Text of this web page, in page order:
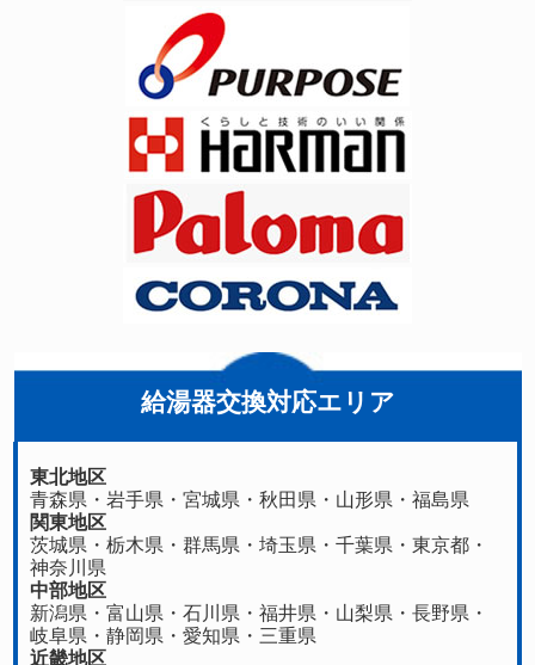
給湯器交換対応エリア
東北地区
青森県 ・岩手県 ・宮城県 ・秋田県 ・ 山形県 ・福島県
関東地区
茨城県 ・栃木県 ・群馬県 ・埼玉県 ・千葉県 ・東京都 ・
神奈川県
中部地区
新潟県 ・富山県 ・石川県 ・福井県 ・ 山梨県 ・長野県 ・
岐阜県 ・静岡県 ・愛知県 ・ 三重県
近畿地区